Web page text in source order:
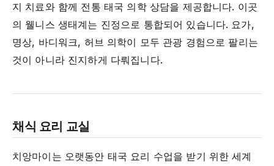
지 치료와 함께 전통 태국 의학 상담을 제공합니다. 이곳
의 웰니스 생태계는 진정으로 통합되어 있습니다. 요가,
명상, 바디워크, 허브 의학이 모두 관광 경험으로 팔리는
것이 아니라 진지하게 다뤄집니다.
채식 요리 교실
치앙마이는 오랫동안 태국 요리 수업을 받기 위한 세계